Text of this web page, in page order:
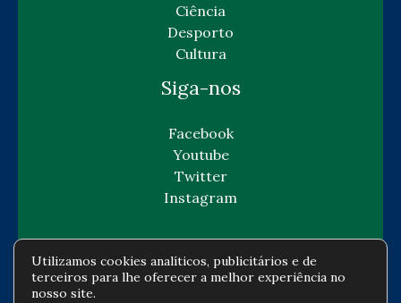
Ciência
Desporto
Cultura
Siga-nos
Facebook
Youtube
Twitter
Instagram
Copyright © Todos os direitos reservados -
Utilizamos cookies analíticos, publicitários e de
terceiros para lhe oferecer a melhor experiência no
nosso site.